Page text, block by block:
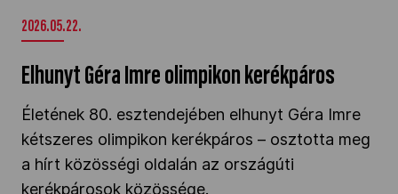
2026.05.22.
Elhunyt Géra Imre olimpikon kerékpáros
Életének 80. esztendejében elhunyt Géra Imre
kétszeres olimpikon kerékpáros – osztotta meg
a hírt közösségi oldalán az országúti
kerékpárosok közössége.